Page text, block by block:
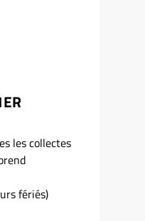
les collectes
fériés)